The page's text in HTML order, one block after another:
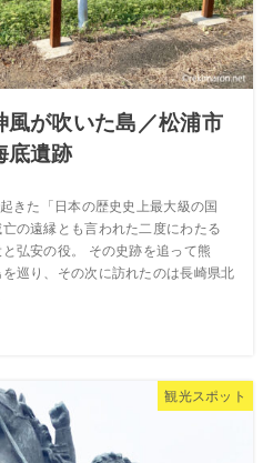
風が吹いた島／松浦市
底遺跡
きた「日本の歴史史上最大級の国
の遠縁とも言われた二度にわたる
と弘安の役。 その史跡を追って熊
巡り、その次に訪れたのは長崎県北
観光スポット